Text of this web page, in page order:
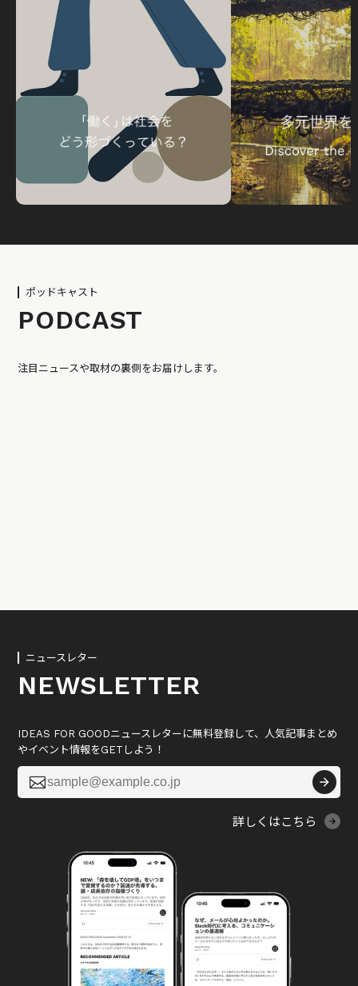
ポッドキャスト
PODCAST
注目ニュースや取材の裏側をお届けします。
ニュースレター
NEWSLETTER
IDEAS FOR GOODニュースレターに無料登録して、人気記事まとめ
やイベント情報をGETしよう！

詳しくはこちら